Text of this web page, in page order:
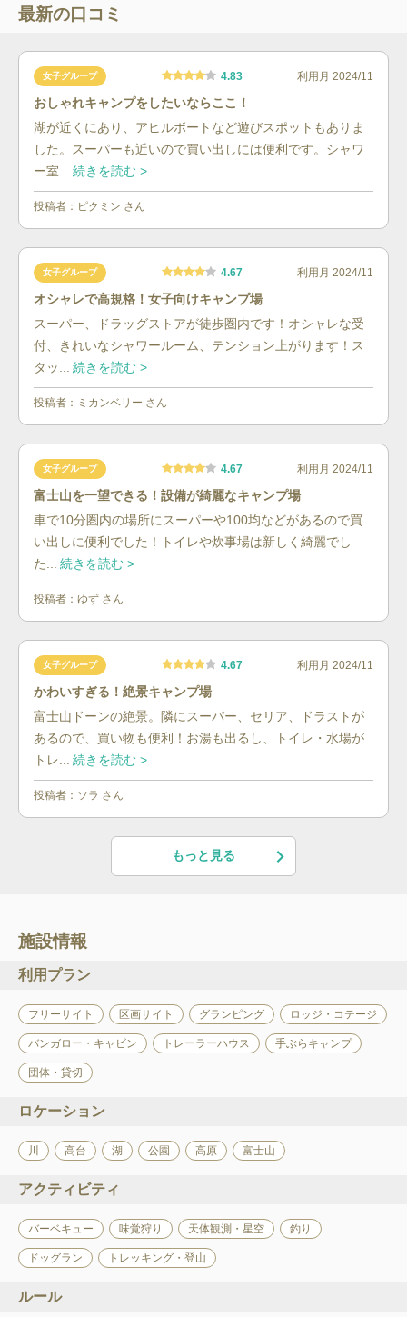
最新の口コミ
女子グループ 4.83 利用月 2024/11
おしゃれキャンプをしたいならここ！
湖が近くにあり、アヒルボートなど遊びスポットもありま
した。スーパーも近いので買い出しには便利です。シャワ
ー室...
続きを読む >
投稿者： ピクミン さん
女子グループ 4.67 利用月 2024/11
オシャレで高規格！女子向けキャンプ場
スーパー、ドラッグストアが徒歩圏内です！オシャレな受
付、きれいなシャワールーム、テンション上がります！ス
タッ...
続きを読む >
投稿者： ミカンベリー さん
女子グループ 4.67 利用月 2024/11
富士山を一望できる！設備が綺麗なキャンプ場
車で10分圏内の場所にスーパーや100均などがあるので買
い出しに便利でした！トイレや炊事場は新しく綺麗でし
た...
続きを読む >
投稿者： ゆず さん
女子グループ 4.67 利用月 2024/11
かわいすぎる！絶景キャンプ場
富士山ドーンの絶景。隣にスーパー、セリア、ドラストが
あるので、買い物も便利！お湯も出るし、トイレ・水場が
トレ...
続きを読む >
投稿者： ソラ さん
もっと見る
施設情報
利用プラン
フリーサイト 区画サイト グランピング ロッジ・コテージ
バンガロー・キャビン トレーラーハウス 手ぶらキャンプ
団体・貸切
ロケーション
川 高台 湖 公園 高原 富士山
アクティビティ
バーベキュー 味覚狩り 天体観測・星空 釣り
ドッグラン トレッキング・登山
ルール